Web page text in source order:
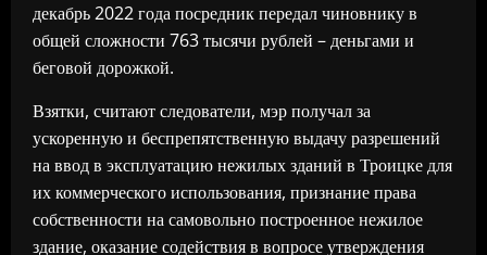
декабрь 2022 года посредник передал чиновнику в
общей сложности 763 тысячи рублей – деньгами и
беговой дорожкой.
Взятки, считают следователи, мэр получал за
ускоренную и беспрепятственную выдачу разрешений
на ввод в эксплуатацию нежилых зданий в Троицке для
их коммерческого использования, признание права
собственности на самовольно построенное нежилое
здание, оказание содействия в вопросе утверждения